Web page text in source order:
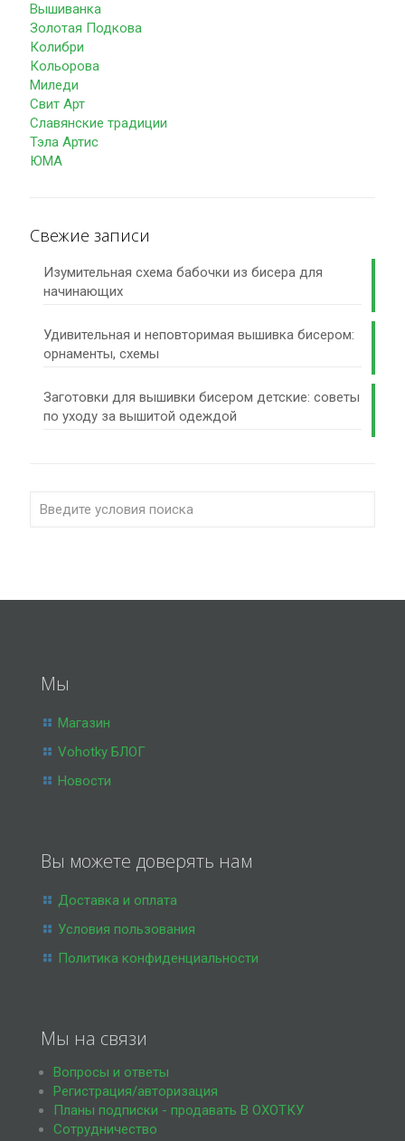
Вышиванка
Золотая Подкова
Колибри
Кольорова
Миледи
Свит Арт
Славянские традиции
Тэла Артис
ЮМА
Свежие записи
Изумительная схема бабочки из бисера для
начинающих
Удивительная и неповторимая вышивка бисером:
орнаменты, схемы
Заготовки для вышивки бисером детские: советы
по уходу за вышитой одеждой
Мы
Магазин
Vohotky БЛОГ
Новости
Вы можете доверять нам
Доставка и оплата
Условия пользования
Политика конфиденциальности
Мы на связи
Вопросы и ответы
Регистрация/авторизация
Планы подписки - продавать В ОХОТКУ
Сотрудничество